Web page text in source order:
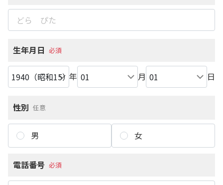
生年月日 必須
年 月 日
性別 任意
男 女
電話番号 必須